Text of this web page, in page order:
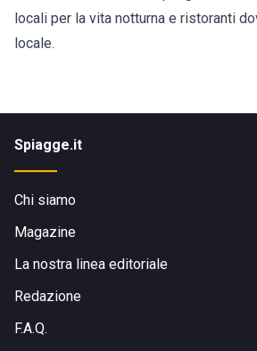
locali per la vita notturna e ristoranti
locale.
Spiagge.it
Chi siamo
Magazine
La nostra linea editoriale
Redazione
F.A.Q.